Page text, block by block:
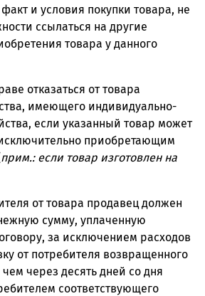
и условия покупки товара, не
ссылаться на другие
товара у данного
отказаться от товара
имеющего индивидуально-
если указанный товар может
приобретающим
прим.: если товар изготовлен на
от товара продавец должен
сумму, уплаченную
за исключением расходов
от потребителя возвращенного
через десять дней со дня
соответствующего